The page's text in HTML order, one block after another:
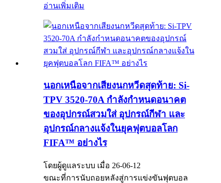
อ่านเพิ่มเติม
นอกเหนือจากเสียงนกหวีดสุดท้าย: Si-
TPV 3520-70A กำลังกำหนดอนาคต
ของอุปกรณ์สวมใส่ อุปกรณ์กีฬา และ
อุปกรณ์กลางแจ้งในยุคฟุตบอลโลก
FIFA™ อย่างไร
โดยผู้ดูแลระบบ เมื่อ 26-06-12
ขณะที่การนับถอยหลังสู่การแข่งขันฟุตบอล